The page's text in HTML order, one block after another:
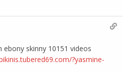
ebony skinny 10151 videos
?yasmine-